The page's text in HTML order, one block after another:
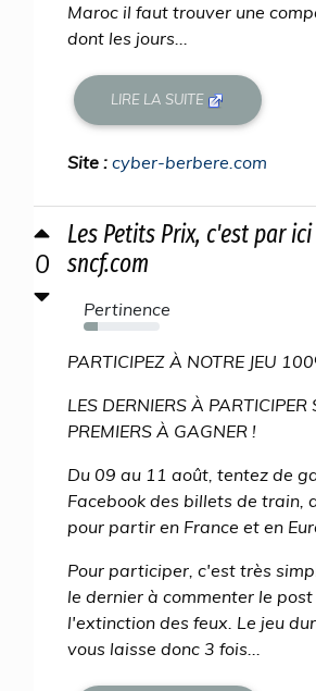
Maroc il faut trouver une
dont les jours...
LIRE LA SUITE
Site : cyber-berbere.com
0
Les Petits Prix, c'est par
sncf.com
Pertinence
18%
PARTICIPEZ À NOTRE JEU
LES DERNIERS À PARTICIPER
PREMIERS À GAGNER !
Du 09 au 11 août, tentez de
Facebook des billets de train,
pour partir en France et en
Pour participer, c'est très
le dernier à commenter le
l'extinction des feux. Le jeu
vous laisse donc 3 fois...